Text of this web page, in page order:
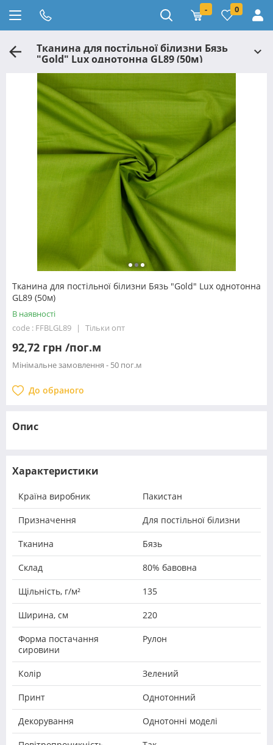
- 0
Тканина для постільної білизни Бязь
"Gold" Lux однотонна GL89 (50м)
Тканина для постільної білизни Бязь "Gold" Lux однотонна
GL89 (50м)
В наявності
code : FFBLGL89
Тільки опт
92,72 грн /пог.м
Мінімальне замовлення - 50 пог.м
До обраного
Опис
Характеристики
Країна виробник Пакистан
Призначення Для постільної білизни
Тканина Бязь
Склад 80% бавовна
Щільність, г/м² 135
Ширина, см 220
Форма постачання
сировини
Рулон
Колір Зелений
Принт Однотонний
Декорування Однотонні моделі